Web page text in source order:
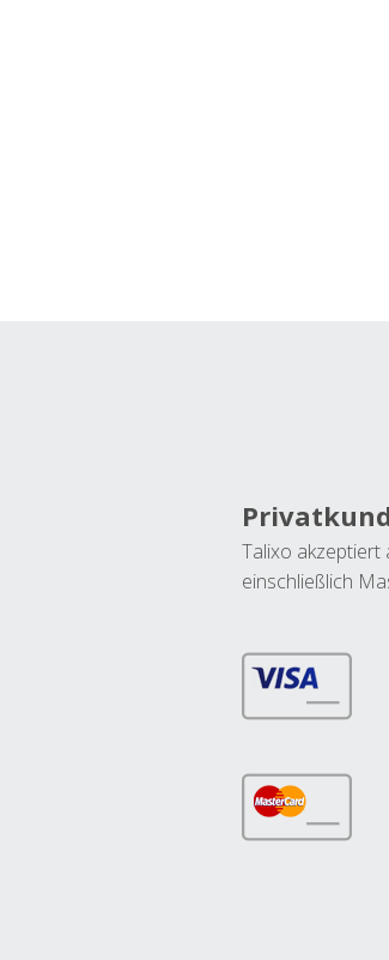
Talixo akzeptiert
einschließlich